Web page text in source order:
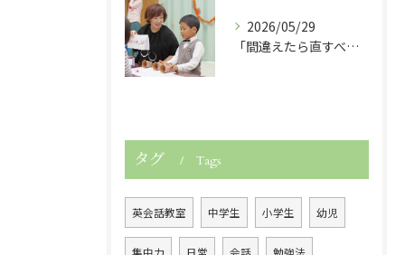
2026/05/29
「間違えたら直すべき？」子どもの英語力を伸ばす関わり方
タグ Tags
英会話教室 中学生 小学生 幼児